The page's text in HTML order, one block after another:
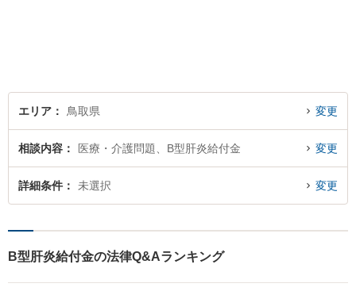
エリア 鳥取県 変更
相談内容 医療・介護問題、B型肝炎給付金 変更
詳細条件 未選択 変更
B型肝炎給付金の法律Q&Aランキング